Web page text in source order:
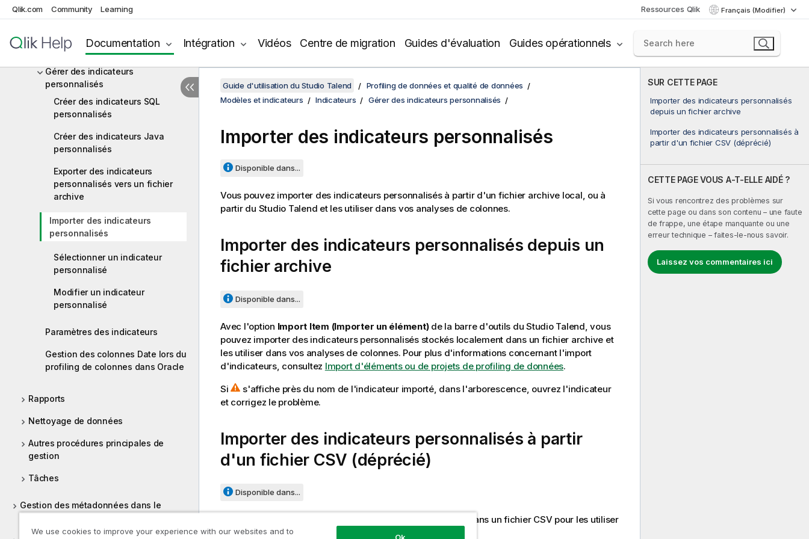
Qlik.com Community Learning Ressources Qlik Français (Modifier)
Documentation Intégration Vidéos Centre de migration Guides d'évaluation Guides opérationnels
Indicateurs
Gérer les indicateurs système
Gérer des indicateurs
personnalisés
Créer des indicateurs SQL
personnalisés
Créer des indicateurs Java
personnalisés
Exporter des indicateurs
personnalisés vers un fichier
archive
Importer des indicateurs
personnalisés
Sélectionner un indicateur
personnalisé
Modifier un indicateur
personnalisé
Paramètres des indicateurs
Gestion des colonnes Date lors du
profiling de colonnes dans Oracle
Rapports
Nettoyage de données
Autres procédures principales de
gestion
Tâches
Gestion des métadonnées dans le
SUR CETTE PAGE
Importer des indicateurs personnalisés
depuis un fichier archive
Importer des indicateurs personnalisés à
partir d'un fichier CSV (déprécié)
CETTE PAGE VOUS A-T-ELLE AIDÉ ?
Si vous rencontrez des problèmes sur
cette page ou dans son contenu – une faute
de frappe, une étape manquante ou une
erreur technique – faites-le-nous savoir.
Laissez vos commentaires ici
Guide d'utilisation du Studio Talend
Profiling de données et qualité de données
Modèles et indicateurs
Indicateurs Gérer des indicateurs personnalisés
Importer des indicateurs personnalisés
Disponible dans...
Vous pouvez importer des indicateurs personnalisés à partir d'un fichier archive local, ou à
partir du Studio Talend et les utiliser dans vos analyses de colonnes.
Importer des indicateurs personnalisés depuis un
fichier archive
Disponible dans...
Avec l'option Import Item (Importer un élément)de la barre d'outils du Studio Talend , vous
pouvez importer des indicateurs personnalisés stockés localement dans un fichier archive et
les utiliser dans vos analyses de colonnes. Pour plus d'informations concernant l'import
d'indicateurs, consultez Import d'éléments ou de projets de profiling de données.
Si
s'affiche près du nom de l'indicateur importé, dans l'arborescence, ouvrez l'indicateur
et corrigez le problème.
Importer des indicateurs personnalisés à partir
d'un fichier CSV (déprécié)
Disponible dans...
Vous pouvez importer des indicateurs stockés localement dans un fichier CSV pour les utiliser
dans vos analyses de colonnes.
We use cookies to improve your experience with our websites and to